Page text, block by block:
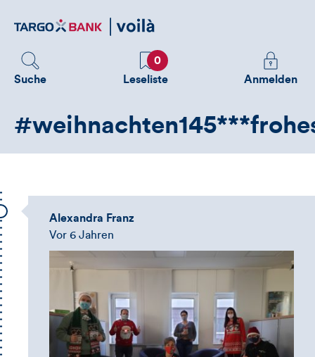
zum
Suche
Favoriten
0
Leseliste
Melden
Sie
um
Anmelden
Alexandra Franz
Vor 6 Jahren